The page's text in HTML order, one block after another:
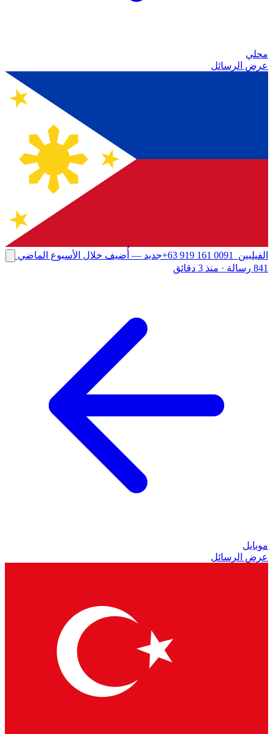
محلي
عرض الرسائل
الفيلبين +63 919 161 0091جديد — أُضيف خلال الأسبوع الماضي
841 رسالة
· منذ 3 دقائق
موبايل
عرض الرسائل